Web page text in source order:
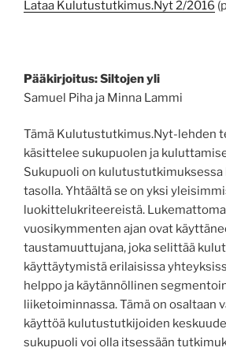
Lataa Kulutustutkimus.Nyt 2/2016
Pääkirjoitus: Siltojen yli
Samuel Piha ja Minna Lammi
Tämä Kulutustutkimus.Nyt-lehden
käsittelee sukupuolen ja
Sukupuoli on kulutustutkimuksessa
tasolla. Yhtäältä se on yksi
luokittelukriteereistä.
vuosikymmenten ajan ovat
taustamuuttujana, joka selittää
käyttäytymistä erilaisissa
helppo ja käytännöllinen
liiketoiminnassa. Tämä on osaltaan
käyttöä kulutustutkijoiden
sukupuoli voi olla itsessään